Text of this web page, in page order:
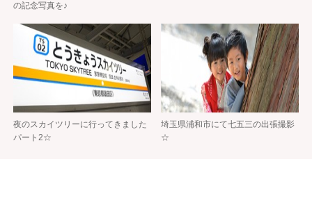
の記念写真を♪
夜のスカイツリーに行ってきました
パート2☆
埼玉県浦和市にて七五三の出張撮影
☆